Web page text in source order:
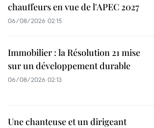
chauffeurs en vue de l'APEC 2027
06/08/2026 02:15
Immobilier : la Résolution 21 mise
sur un développement durable
06/08/2026 02:13
Une chanteuse et un dirigeant